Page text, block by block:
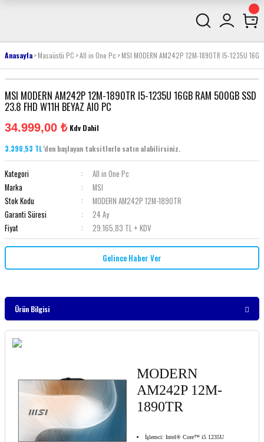
Anasayfa Masaüstü PC All in One Pc MSI MODERN AM242P 12M-1890TR I5-1235U
MSI MODERN AM242P 12M-1890TR I5-1235U 16GB RAM 500GB SSD
23.8 FHD W11H BEYAZ AIO PC
34.999,00 ₺ Kdv Dahil
3.390,53 TL'den başlayan taksitlerle satın alabilirsiniz.
Kategori
All in One Pc
Marka
MSI
Stok Kodu
MODERN AM242P 12M-1890TR
Garanti Süresi
24 Ay
Fiyat
29.165,83 TL + KDV
Gelince Haber Ver
Ürün Bilgisi
MODERN
AM242P 12M-
1890TR
İşlemci: Intel® Core™ i5 1235U